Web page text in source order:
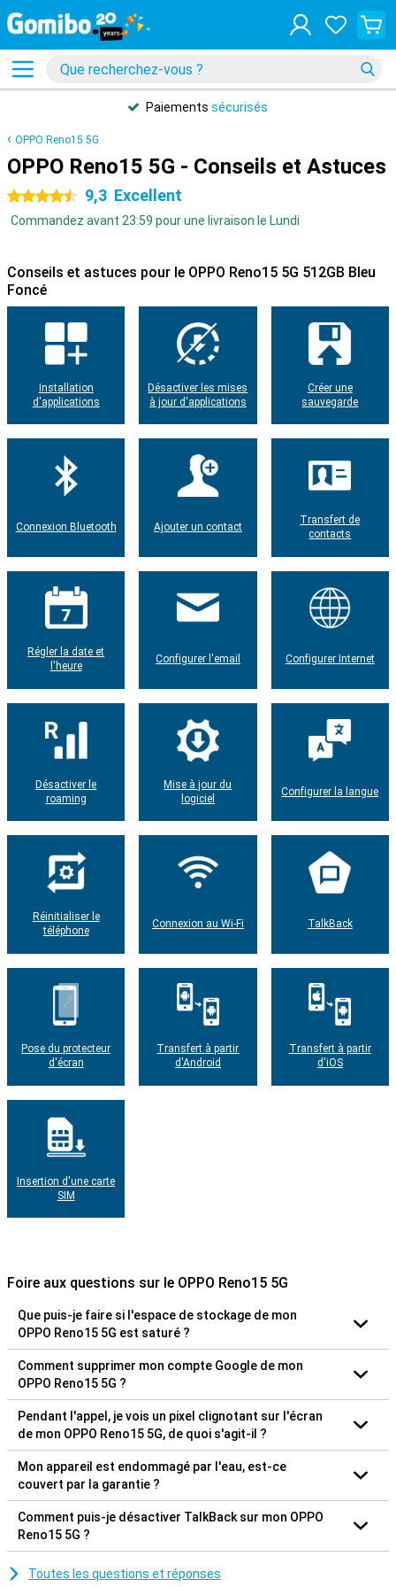
31 jours de retours
OPPO Reno15 5G
OPPO Reno15 5G - Conseils et Astuces
4.5 étoiles 9,3 Excellent
Commandez avant 23:59 pour une livraison le Lundi
Conseils et astuces pour le OPPO Reno15 5G 512GB Bleu
Foncé
Installation
d'applications
Désactiver les mises
à jour d'applications
Créer une
sauvegarde
Connexion Bluetooth Ajouter un contact
Transfert de
contacts
Régler la date et
l'heure
Configurer l'email Configurer Internet
Désactiver le
roaming
Mise à jour du
logiciel
Configurer la langue
Réinitialiser le
téléphone
Connexion au Wi-Fi TalkBack
Pose du protecteur
d'écran
Transfert à partir
d'Android
Transfert à partir
d'iOS
Insertion d'une carte
SIM
Foire aux questions sur le OPPO Reno15 5G
Que puis-je faire si l'espace de stockage de mon
OPPO Reno15 5G est saturé ?
Comment supprimer mon compte Google de mon
OPPO Reno15 5G ?
Pendant l'appel, je vois un pixel clignotant sur l'écran
de mon OPPO Reno15 5G, de quoi s'agit-il ?
Mon appareil est endommagé par l'eau, est-ce
couvert par la garantie ?
Comment puis-je désactiver TalkBack sur mon OPPO
Reno15 5G ?
Toutes les questions et réponses